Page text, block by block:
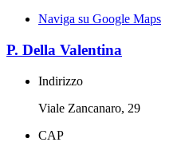
Naviga su Google Maps
P. Della Valentina
Indirizzo
Viale Zancanaro, 29
CAP